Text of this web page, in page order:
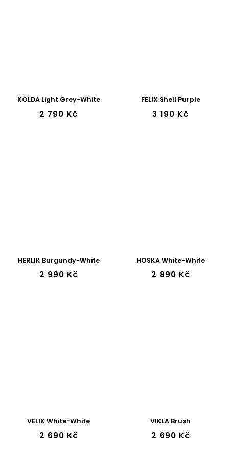
KOLDA Light Grey-White
2 790 Kč
FELIX Shell Purple
3 190 Kč
HERLIK Burgundy-White
2 990 Kč
HOSKA White-White
2 890 Kč
VELIK White-White
2 690 Kč
VIKLA Brush
2 690 Kč